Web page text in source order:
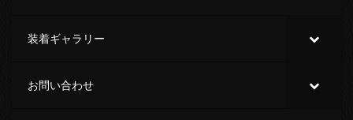
装着ギャラリー
お問い合わせ